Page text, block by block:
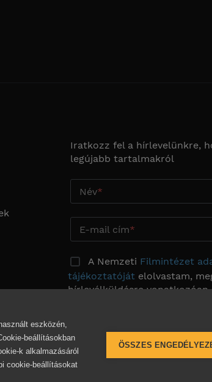
Iratkozz fel a hírlevelünkre,
legújabb tartalmakról
Név
E-mail cím
A Nemzeti Filmintézet
tájékoztatójátelolvastam,
hírlevélküldésre vonatkozóan
eszközén,
beállításokban
k alkalmazásáról
cookie-beállításokat
ÖSSZES